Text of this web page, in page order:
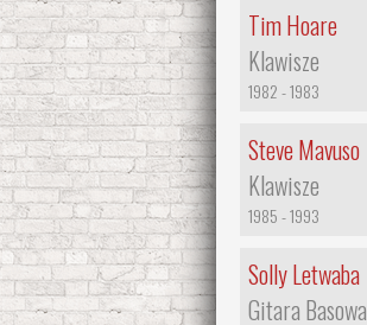
Tim Hoare
Klawisze
1982 - 1983
Steve Mavuso
Klawisze
1985 - 1993
Solly Letwaba
Gitara Basowa